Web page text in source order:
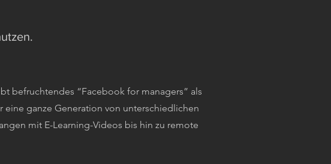
befruchtendes “Facebook for managers” als
ganze Generation von unterschiedlichen
mit E-Learning-Videos bis hin zu remote